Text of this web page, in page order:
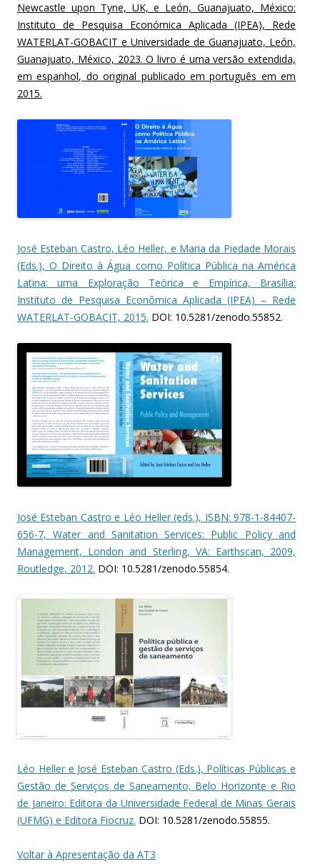
Newcastle upon Tyne, UK, e León, Guanajuato, México:
Instituto de Pesquisa Económica Aplicada (IPEA), Rede
WATERLAT-GOBACIT e Universidade de Guanajuato, León,
Guanajuato, México, 2023. O livro é uma versão extendida,
em espanhol, do original publicado em português em em
2015.
José Esteban Castro, Léo Heller, e Maria da Piedade Morais
(Eds.), O Direito à Água como Política Pública na América
Latina: uma Exploração Teórica e Empírica, Brasília:
Instituto de Pesquisa Econômica Aplicada (IPEA) – Rede
WATERLAT-GOBACIT, 2015. DOI: 10.5281/zenodo.55852.
José Esteban Castro e Léo Heller (eds.), ISBN: 978-1-84407-
656-7, Water and Sanitation Services: Public Policy and
Management, London and Sterling, VA: Earthscan, 2009,
Routledge, 2012. DOI: 10.5281/zenodo.55854.
Léo Heller e José Esteban Castro (Eds.), Políticas Públicas e
Gestão de Serviços de Saneamento, Belo Horizonte e Rio
de Janeiro: Editora da Universidade Federal de Minas Gerais
(UFMG) e Editora Fiocruz. DOI: 10.5281/zenodo.55855.
Voltar à Apresentação da AT3